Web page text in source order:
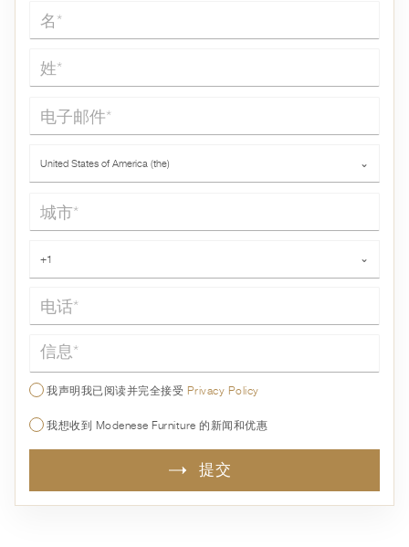
名*
姓*
电子邮件*
United States of America (the) ⌄
城市*
+1 ⌄
信息*
我声明我已阅读并完全接受 Privacy Policy
我想收到 Modenese Furniture 的新闻和优惠
提交